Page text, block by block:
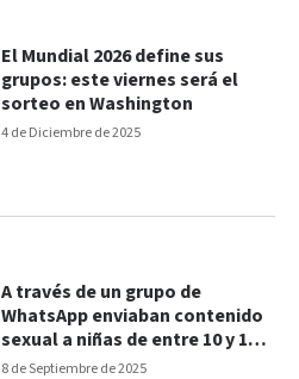
4 de Diciembre de 2025
El Mundial 2026 define sus
grupos: este viernes será el
sorteo en Washington
8 de Septiembre de 2025
A través de un grupo de
WhatsApp enviaban contenido
sexual a niñas de entre 10 y 12
años